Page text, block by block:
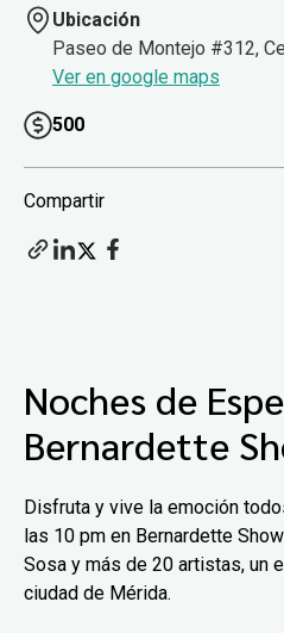
Ubicación
Paseo de Montejo #312,
Ver en google maps
500
Compartir
Noches de
Bernardette
Disfruta y vive la emoción
las 10 pm en Bernardette
Sosa y más de 20 artistas, un
ciudad de Mérida.